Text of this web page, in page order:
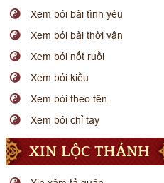
Xem bói bài tình yêu
Xem bói bài thời vận
Xem bói nốt ruồi
Xem bói kiều
Xem bói theo tên
Xem bói chỉ tay
XIN LỘC THÁNH